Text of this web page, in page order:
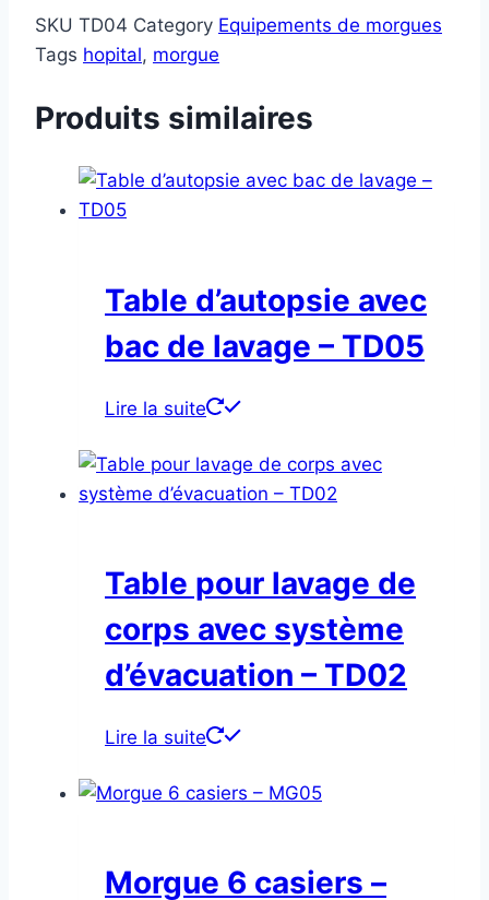
SKU TD04 Category Equipements de morgues
Tags hopital, morgue
Produits similaires
Table d’autopsie avec
bac de lavage – TD05
Lire la suite
Table pour lavage de
corps avec système
d’évacuation – TD02
Lire la suite
Morgue 6 casiers –